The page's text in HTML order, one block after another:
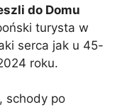
do Domu
turysta w
serca jak u 45-
roku.
, schody po